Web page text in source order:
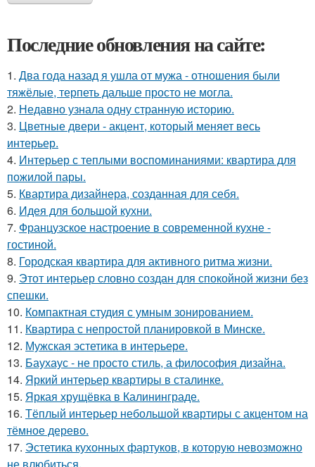
Последние обновления на сайте:
1. Два года назад я ушла от мужа - отношения были
тяжёлые, терпеть дальше просто не могла.
2. Недавно узнала одну странную историю.
3. Цветные двери - акцент, который меняет весь
интерьер.
4. Интерьер с теплыми воспоминаниями: квартира для
пожилой пары.
5. Квартира дизайнера, созданная для себя.
6. Идея для большой кухни.
7. Французское настроение в современной кухне -
гостиной.
8. Городская квартира для активного ритма жизни.
9. Этот интерьер словно создан для спокойной жизни без
спешки.
10. Компактная студия с умным зонированием.
11. Квартира с непростой планировкой в Минске.
12. Мужская эстетика в интерьере.
13. Баухаус - не просто стиль, а философия дизайна.
14. Яркий интерьер квартиры в сталинке.
15. Яркая хрущёвка в Калининграде.
16. Тёплый интерьер небольшой квартиры с акцентом на
тёмное дерево.
17. Эстетика кухонных фартуков, в которую невозможно
не влюбиться.